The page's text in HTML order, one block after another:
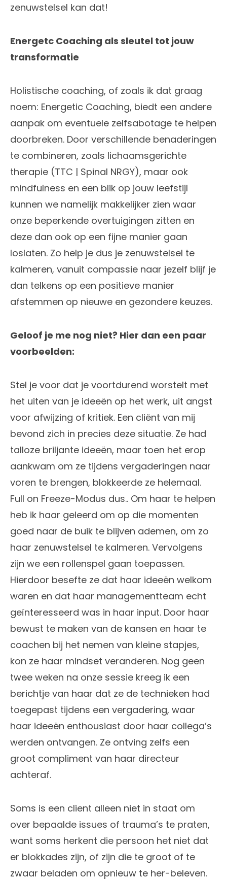
zenuwstelsel kan dat!
Energetc Coaching als sleutel tot jouw
transformatie
Holistische coaching, of zoals ik dat graag
noem: Energetic Coaching, biedt een andere
aanpak om eventuele zelfsabotage te helpen
doorbreken. Door verschillende benaderingen
te combineren, zoals lichaamsgerichte
therapie (TTC | Spinal NRGY), maar ook
mindfulness en een blik op jouw leefstijl
kunnen we namelijk makkelijker zien waar
onze beperkende overtuigingen zitten en
deze dan ook op een fijne manier gaan
loslaten. Zo help je dus je zenuwstelsel te
kalmeren, vanuit compassie naar jezelf blijf je
dan telkens op een positieve manier
afstemmen op nieuwe en gezondere keuzes.
Geloof je me nog niet? Hier dan een paar
voorbeelden:
Stel je voor dat je voortdurend worstelt met
het uiten van je ideeën op het werk, uit angst
voor afwijzing of kritiek. Een cliënt van mij
bevond zich in precies deze situatie. Ze had
talloze briljante ideeën, maar toen het erop
aankwam om ze tijdens vergaderingen naar
voren te brengen, blokkeerde ze helemaal.
Full on Freeze-Modus dus.. Om haar te helpen
heb ik haar geleerd om op die momenten
goed naar de buik te blijven ademen, om zo
haar zenuwstelsel te kalmeren. Vervolgens
zijn we een rollenspel gaan toepassen.
Hierdoor besefte ze dat haar ideeën welkom
waren en dat haar managementteam echt
geïnteresseerd was in haar input. Door haar
bewust te maken van de kansen en haar te
coachen bij het nemen van kleine stapjes,
kon ze haar mindset veranderen. Nog geen
twee weken na onze sessie kreeg ik een
berichtje van haar dat ze de technieken had
toegepast tijdens een vergadering, waar
haar ideeën enthousiast door haar collega’s
werden ontvangen. Ze ontving zelfs een
groot compliment van haar directeur
achteraf.
Soms is een client alleen niet in staat om
over bepaalde issues of trauma’s te praten,
want soms herkent die persoon het niet dat
er blokkades zijn, of zijn die te groot of te
zwaar beladen om opnieuw te her-beleven.